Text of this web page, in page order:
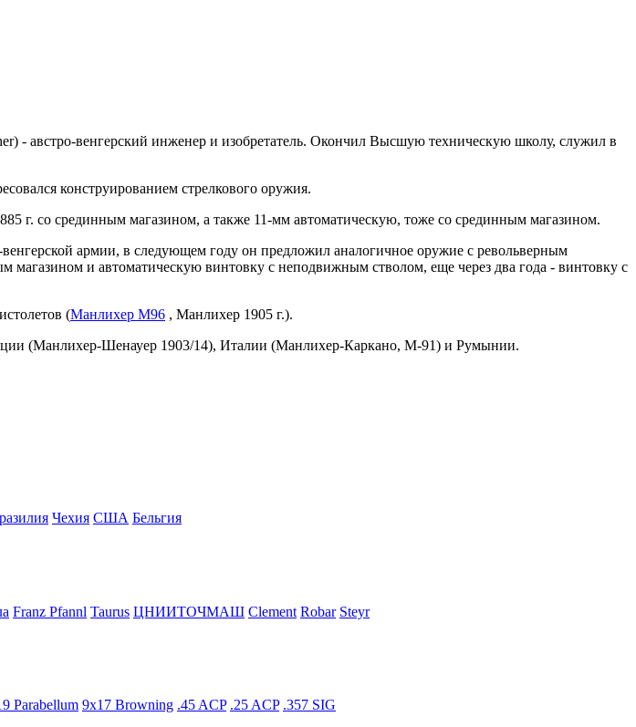
- австро-венгерский инженер и изобретатель. Окончил Высшую техническую школу, служил в
конструированием стрелкового оружия.
г. со срединным магазином, а также 11-мм автоматическую, тоже со срединным магазином.
армии, в следующем году он предложил аналогичное оружие с револьверным
магазином и автоматическую винтовку с неподвижным стволом, еще через два года - винтовку с
(Манлихер М96 , Манлихер 1905 г.).
(Манлихер-Шенауер 1903/14), Италии (Манлихер-Каркано, М-91) и Румынии.
Чехия США Бельгия
Franz Pfannl Taurus ЦНИИТОЧМАШ Clement Robar Steyr
Parabellum 9x17 Browning .45 ACP .25 ACP .357 SIG